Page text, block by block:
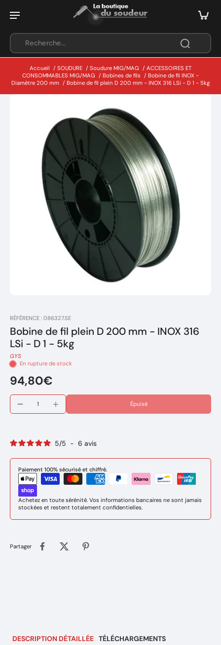
Accueil / SOUDURE / Soudure MIG/MAG / ACCESSOIRES ET
CONSOMMABLES MIG/MAG / Bobines de fils / Bobine de fil INOX -
Diamètre 200 mm / Bobine de fil plein D 200 mm - INOX 316 LSi - D 1 - 5kg
RÉFÉRENCE : 086327.SE
Bobine de fil plein D 200 mm - INOX 316
LSi - D 1 - 5kg
GYS
En rupture de stock
94,80€
Épuisé
5/5 - 6 avis
Paiement 100% sécurisé et chiffré.
Achetez en toute sérénité. Vos informations bancaires ne sont jamais
stockées et restent totalement confidentielles.
Partager
DESCRIPTION DÉTAILLÉE TÉLÉCHARGEMENTS